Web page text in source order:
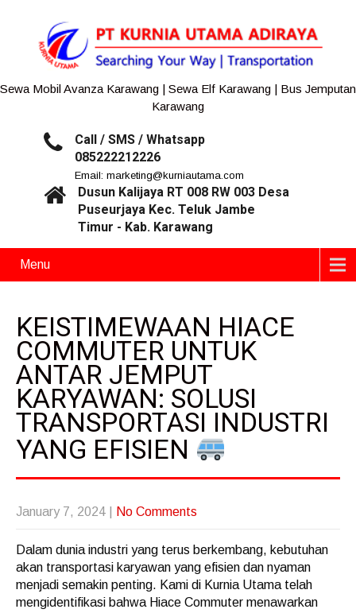
Sewa Mobil Avanza Karawang | Sewa Elf Karawang | Bus Jemputan
Karawang
Call / SMS / Whatsapp
085222212226
Email: marketing@kurniautama.com
Dusun Kalijaya RT 008 RW 003 Desa
Puseurjaya Kec. Teluk Jambe
Timur - Kab. Karawang
Menu
KEISTIMEWAAN HIACE
COMMUTER UNTUK
ANTAR JEMPUT
KARYAWAN: SOLUSI
TRANSPORTASI INDUSTRI
YANG EFISIEN
January 7, 2024 No Comments
Dalam dunia industri yang terus berkembang, kebutuhan
akan transportasi karyawan yang efisien dan nyaman
menjadi semakin penting. Kami di Kurnia Utama telah
mengidentifikasi bahwa Hiace Commuter menawarkan